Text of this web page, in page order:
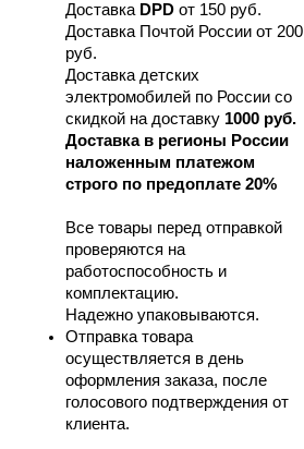
Доставка DPD от 150 руб.
Доставка Почтой России от 200
руб.
Доставка детских
электромобилей по России со
скидкой на доставку 1000 руб.
Доставка в регионы России
наложенным платежом
строго по предоплате 20%
Все товары перед отправкой
проверяются на
работоспособность и
комплектацию.
Надежно упаковываются.
Отправка товара
осуществляется в день
оформления заказа, после
голосового подтверждения от
клиента.